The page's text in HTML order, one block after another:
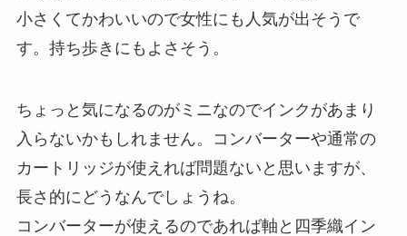
小さくてかわいいので女性にも人気が出そうで
す。持ち歩きにもよさそう。
ちょっと気になるのがミニなのでインクがあまり
入らないかもしれません。コンバーターや通常の
カートリッジが使えれば問題ないと思いますが、
長さ的にどうなんでしょうね。
コンバーターが使えるのであれば軸と四季織イン